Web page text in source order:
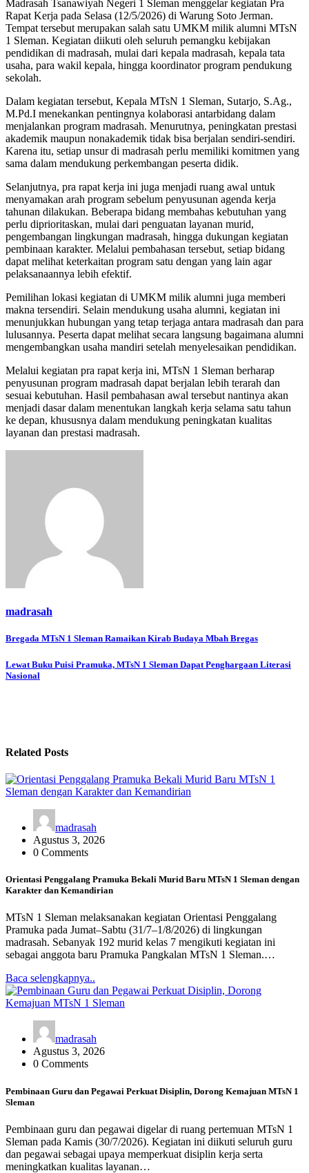
Madrasah Tsanawiyah Negeri 1 Sleman menggelar kegiatan Pra
Rapat Kerja pada Selasa (12/5/2026) di Warung Soto Jerman.
Tempat tersebut merupakan salah satu UMKM milik alumni MTsN
1 Sleman. Kegiatan diikuti oleh seluruh pemangku kebijakan
pendidikan di madrasah, mulai dari kepala madrasah, kepala tata
usaha, para wakil kepala, hingga koordinator program pendukung
sekolah.
Dalam kegiatan tersebut, Kepala MTsN 1 Sleman, Sutarjo, S.Ag.,
M.Pd.I menekankan pentingnya kolaborasi antarbidang dalam
menjalankan program madrasah. Menurutnya, peningkatan prestasi
akademik maupun nonakademik tidak bisa berjalan sendiri-sendiri.
Karena itu, setiap unsur di madrasah perlu memiliki komitmen yang
sama dalam mendukung perkembangan peserta didik.
Selanjutnya, pra rapat kerja ini juga menjadi ruang awal untuk
menyamakan arah program sebelum penyusunan agenda kerja
tahunan dilakukan. Beberapa bidang membahas kebutuhan yang
perlu diprioritaskan, mulai dari penguatan layanan murid,
pengembangan lingkungan madrasah, hingga dukungan kegiatan
pembinaan karakter. Melalui pembahasan tersebut, setiap bidang
dapat melihat keterkaitan program satu dengan yang lain agar
pelaksanaannya lebih efektif.
Pemilihan lokasi kegiatan di UMKM milik alumni juga memberi
makna tersendiri. Selain mendukung usaha alumni, kegiatan ini
menunjukkan hubungan yang tetap terjaga antara madrasah dan para
lulusannya. Peserta dapat melihat secara langsung bagaimana alumni
mengembangkan usaha mandiri setelah menyelesaikan pendidikan.
Melalui kegiatan pra rapat kerja ini, MTsN 1 Sleman berharap
penyusunan program madrasah dapat berjalan lebih terarah dan
sesuai kebutuhan. Hasil pembahasan awal tersebut nantinya akan
menjadi dasar dalam menentukan langkah kerja selama satu tahun
ke depan, khususnya dalam mendukung peningkatan kualitas
layanan dan prestasi madrasah.
madrasah
Navigasi
pos
Bregada MTsN 1 Sleman Ramaikan Kirab Budaya Mbah Bregas
Lewat Buku Puisi Pramuka, MTsN 1 Sleman Dapat Penghargaan Literasi
Nasional
Related Posts
madrasah
Agustus 3, 2026
0 Comments
Orientasi Penggalang Pramuka Bekali Murid Baru MTsN 1 Sleman dengan
Karakter dan Kemandirian
MTsN 1 Sleman melaksanakan kegiatan Orientasi Penggalang
Pramuka pada Jumat–Sabtu (31/7–1/8/2026) di lingkungan
madrasah. Sebanyak 192 murid kelas 7 mengikuti kegiatan ini
sebagai anggota baru Pramuka Pangkalan MTsN 1 Sleman.…
Baca selengkapnya..
madrasah
Agustus 3, 2026
0 Comments
Pembinaan Guru dan Pegawai Perkuat Disiplin, Dorong Kemajuan MTsN 1
Sleman
Pembinaan guru dan pegawai digelar di ruang pertemuan MTsN 1
Sleman pada Kamis (30/7/2026). Kegiatan ini diikuti seluruh guru
dan pegawai sebagai upaya memperkuat disiplin kerja serta
meningkatkan kualitas layanan…